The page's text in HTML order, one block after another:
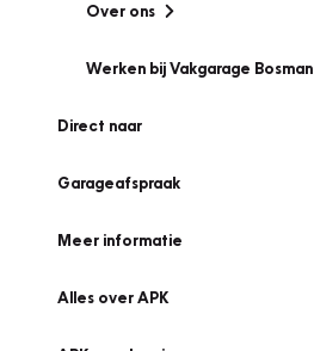
Over ons
Werken bij Vakgarage Bosman
Direct naar
Garageafspraak
Meer informatie
Alles over APK